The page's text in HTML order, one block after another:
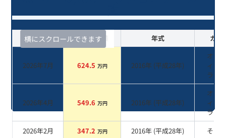
横にスクロールできます
査定時期 セルカ実績 年式 カラ
2026年7月 624.5 万円 2016年 (平成28年)
オブ
ィア
ラック
2026年4月 549.6 万円 2016年 (平成28年)
オブ
ィア
ラック
2026年2月
347.2 万円 2016年 (平成28年) その他